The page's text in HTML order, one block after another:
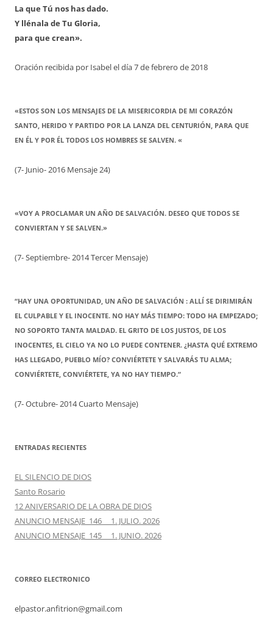
La que Tú nos has dado.
Y llénala de Tu Gloria,
para que crean».
Oración recibida por Isabel el día 7 de febrero de 2018
«ESTOS SON LOS MENSAJES DE LA MISERICORDIA DE MI CORAZÓN
SANTO, HERIDO Y PARTIDO POR LA LANZA DEL CENTURIÓN, PARA QUE
EN ÉL Y POR ÉL TODOS LOS HOMBRES SE SALVEN. «
(7- Junio- 2016 Mensaje 24)
«VOY A PROCLAMAR UN AÑO DE SALVACIÓN. DESEO QUE TODOS SE
CONVIERTAN Y SE SALVEN.»
(7- Septiembre- 2014 Tercer Mensaje)
“HAY UNA OPORTUNIDAD, UN AÑO DE SALVACIÓN : ALLÍ SE DIRIMIRÁN
EL CULPABLE Y EL INOCENTE. NO HAY MÁS TIEMPO: TODO HA EMPEZADO;
NO SOPORTO TANTA MALDAD. EL GRITO DE LOS JUSTOS, DE LOS
INOCENTES, EL CIELO YA NO LO PUEDE CONTENER. ¿HASTA QUÉ EXTREMO
HAS LLEGADO, PUEBLO MÍO? CONVIÉRTETE Y SALVARÁS TU ALMA;
CONVIÉRTETE, CONVIÉRTETE, YA NO HAY TIEMPO.”
(7- Octubre- 2014 Cuarto Mensaje)
ENTRADAS RECIENTES
EL SILENCIO DE DIOS
Santo Rosario
12 ANIVERSARIO DE LA OBRA DE DIOS
ANUNCIO MENSAJE 146 1. JULIO. 2026
ANUNCIO MENSAJE 145 1. JUNIO. 2026
CORREO ELECTRONICO
elpastor.anfitrion@gmail.com